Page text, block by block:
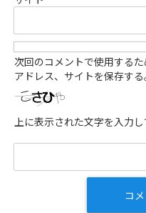
次回のコメントで使用する
アドレス、サイトを保存する
上に表示された文字を入力し